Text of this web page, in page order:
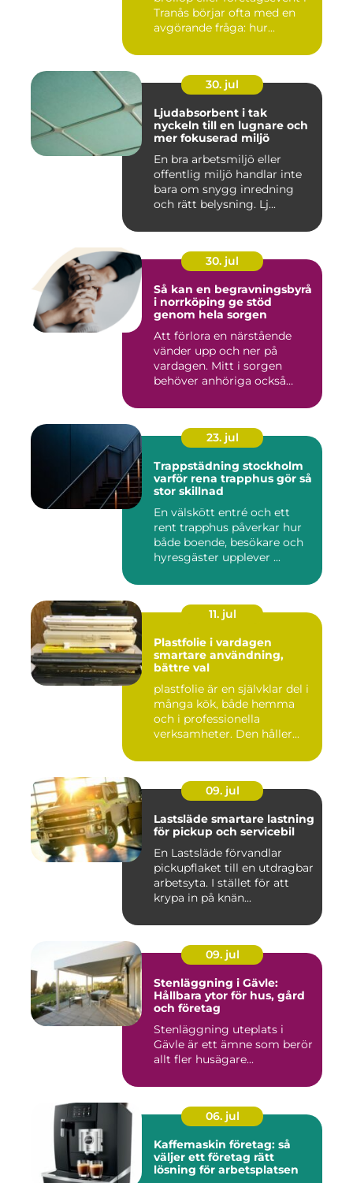
Tranås börjar ofta med en
avgörande fråga: hur...
30. jul
Ljudabsorbent i tak
nyckeln till en lugnare och
mer fokuserad miljö
En bra arbetsmiljö eller
offentlig miljö handlar inte
bara om snygg inredning
och rätt belysning. Lj...
30. jul
Så kan en begravningsbyrå
i norrköping ge stöd
genom hela sorgen
Att förlora en närstående
vänder upp och ner på
vardagen. Mitt i sorgen
behöver anhöriga också
23. jul
Trappstädning stockholm
varför rena trapphus gör så
stor skillnad
En välskött entré och ett
rent trapphus påverkar hur
både boende, besökare och
hyresgäster upplever ...
11. jul
Plastfolie i vardagen
smartare användning,
bättre val
plastfolie är en självklar del i
många kök, både hemma
och i professionella
verksamheter. Den håller...
09. jul
Lastsläde smartare lastning
för pickup och servicebil
En Lastsläde förvandlar
pickupflaket till en utdragbar
arbetsyta. I stället för att
krypa in på knän...
09. jul
Stenläggning i Gävle:
Hållbara ytor för hus, gård
och företag
Stenläggning uteplats i
Gävle är ett ämne som berör
allt fler husägare...
06. jul
Kaffemaskin företag: så
väljer ett företag rätt
lösning för arbetsplatsen